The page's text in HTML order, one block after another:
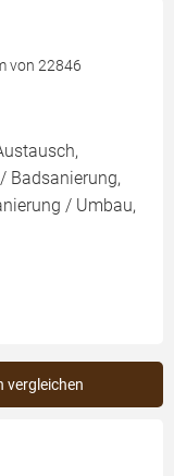
von 22846
Badsanierung,
/ Umbau,
vergleichen